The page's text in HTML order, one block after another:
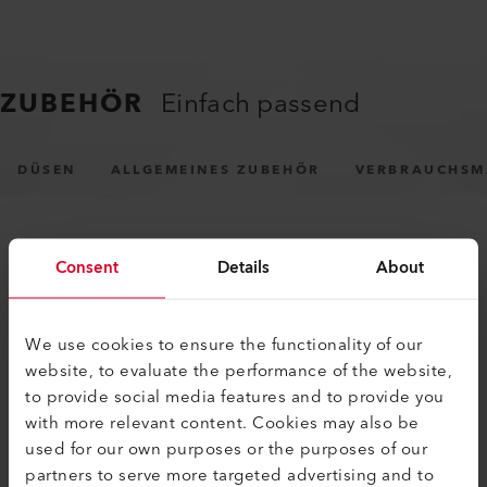
Consent Details About
We use cookies to ensure the functionality of our
website, to evaluate the performance of the website,
to provide social media features and to provide you
with more relevant content. Cookies may also be
used for our own purposes or the purposes of our
partners to serve more targeted advertising and to
ZUBEHÖR Einfach passend
DÜSEN ALLGEMEINES ZUBEHÖR
ÄHNLICHE PRODUKTE
Das Beste oder nichts